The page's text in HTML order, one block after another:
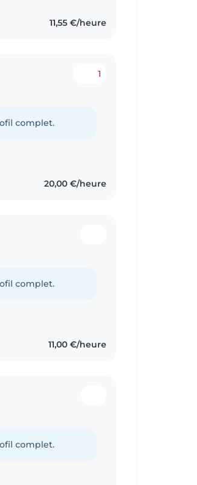
11,55 €/heure
1
complet.
20,00 €/heure
complet.
11,00 €/heure
complet.